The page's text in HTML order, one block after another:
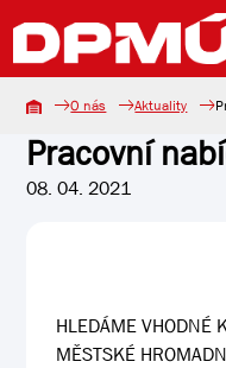
O nás Aktuality
Pracovní
08. 04. 2021
HLEDÁME VHODNÉ
MĚSTSKÉ